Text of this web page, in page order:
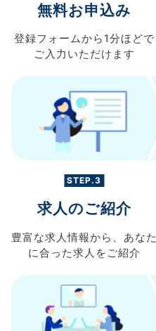
無料お申込み
登録フォームから 1分ほどで
ご入力 いただけます
STEP.3
求人のご紹介
豊富な求人情報から、 あなた
に合った求人を ご紹介